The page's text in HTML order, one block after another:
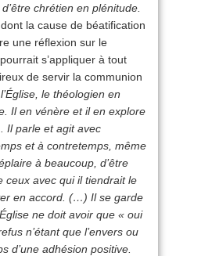
chrétien en plénitude.
la cause de béatification
une réflexion sur le
s’appliquer à tout
de servir la communion
le théologien en
Il en vénère et il en explore
Il parle et agit avec
et à contretemps, même
à beaucoup, d’être
ceux avec qui il tiendrait le
en accord. (…) Il se garde
ne doit avoir que « oui
n’étant que l’envers ou
d’une adhésion positive.